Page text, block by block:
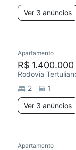
Ver 3 anúncios
Apartamento
R$ 1.400.000
Rodovia
2
1
Ver 3 anúncios
Apartamento